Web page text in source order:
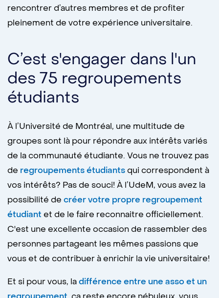
rencontrer d’autres membres et de profiter
pleinement de votre expérience universitaire.
C’est s'engager dans l'un
des 75 regroupements
étudiants
À l’Université de Montréal, une multitude de
groupes sont là pour répondre aux intérêts variés
de la communauté étudiante. Vous ne trouvez pas
de regroupements étudiantsqui correspondent à
vos intérêts? Pas de souci! À l’UdeM, vous avez la
possibilité de créer votre propre regroupement
étudiant et de le faire reconnaitre officiellement.
C'est une excellente occasion de rassembler des
personnes partageant les mêmes passions que
vous et de contribuer à enrichir la vie universitaire!
Et si pour vous, ladifférence entre une asso et un